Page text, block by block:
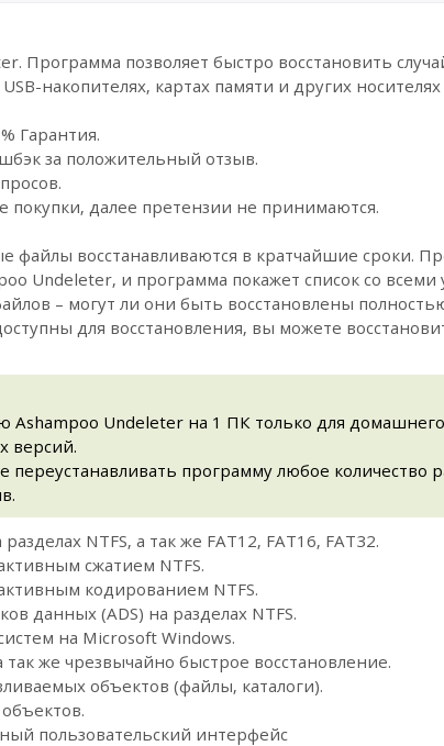
Программа позволяет быстро восстановить
накопителях, картах памяти и других
Гарантия.
за положительный отзыв.
покупки, далее претензии не принимаются.
восстанавливаются в кратчайшие сроки.
Undeleter, и программа покажет список со
– могут ли они быть восстановлены
для восстановления, вы можете
Undeleter на 1 ПК только для домашнего
версий.
программу любое количество
NTFS, а так же FAT12, FAT16, FAT32.
сжатием NTFS.
кодированием NTFS.
данных (ADS) на разделах NTFS.
на Microsoft Windows.
же чрезвычайно быстрое восстановление.
объектов (файлы, каталоги).
пользовательский интерфейс